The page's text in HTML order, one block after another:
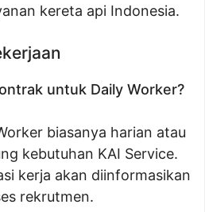
kereta api Indonesia.
untuk Daily Worker?
biasanya harian atau
kebutuhan KAI Service.
kerja akan diinformasikan
rekrutmen.